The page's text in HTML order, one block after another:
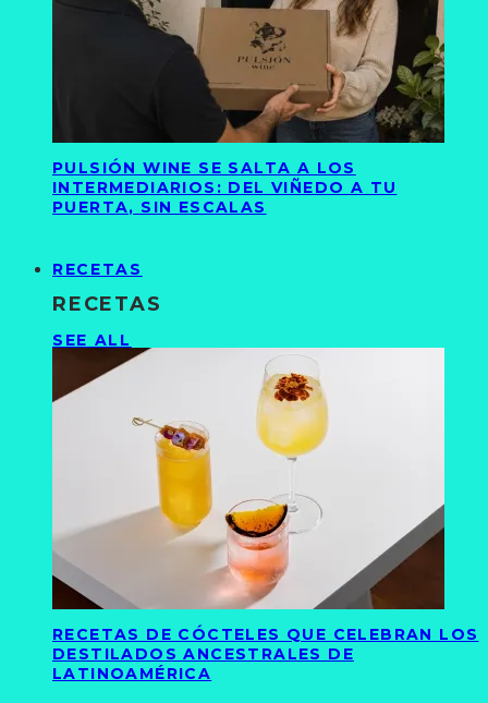
PULSIÓN WINE SE SALTA A LOS
INTERMEDIARIOS: DEL VIÑEDO A TU
PUERTA, SIN ESCALAS
RECETAS
RECETAS
SEE ALL
RECETAS DE CÓCTELES QUE CELEBRAN LOS
DESTILADOS ANCESTRALES DE
LATINOAMÉRICA